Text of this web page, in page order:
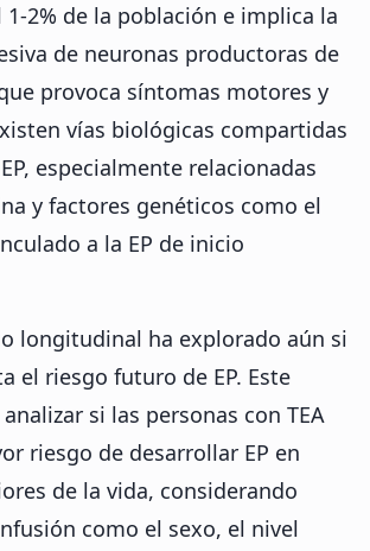
1-2% de la población e implica la
de neuronas productoras de
provoca síntomas motores y
vías biológicas compartidas
especialmente relacionadas
y factores genéticos como el
a la EP de inicio
longitudinal ha explorado aún si
el riesgo futuro de EP. Este
si las personas con TEA
riesgo de desarrollar EP en
de la vida, considerando
como el sexo, el nivel